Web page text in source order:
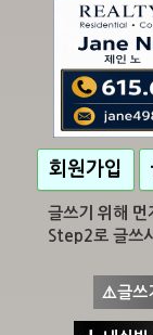
회원가입
글쓰기 위해
Step2로 글쓰
⚠️글쓰